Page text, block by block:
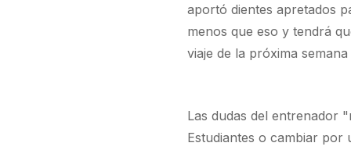
aportó dientes apretados
menos que eso y tendrá
viaje de la próxima
Las dudas del entrenador
Estudiantes o cambiar